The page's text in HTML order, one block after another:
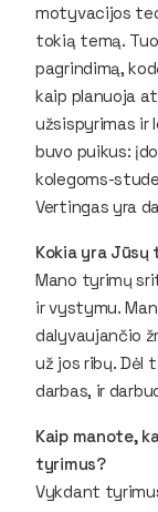
motyvacijos
tokią temą.
pagrindimą,
kaip planuoja
užsispyrimas ir
buvo puikus:
kolegoms-
Vertingas yra
Kokia yra
Mano tyrimų
ir vystymu.
dalyvaujančio
už jos ribų. Dėl
darbas, ir
Kaip manote,
tyrimus?
Vykdant